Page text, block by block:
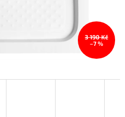
3 190 Kč
–7 %